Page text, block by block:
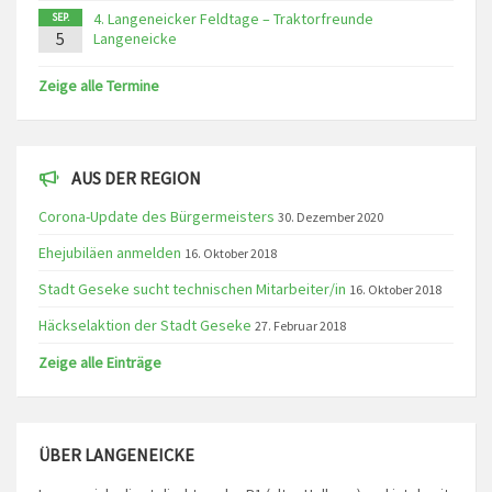
SEP.
5
4. Langeneicker Feldtage – Traktorfreunde
Langeneicke
Zeige alle Termine
AUS DER REGION
Corona-Update des Bürgermeisters 30. Dezember 2020
Ehejubiläen anmelden 16. Oktober 2018
Stadt Geseke sucht technischen Mitarbeiter/in 16. Oktober 2018
Häckselaktion der Stadt Geseke 27. Februar 2018
Zeige alle Einträge
ÜBER LANGENEICKE